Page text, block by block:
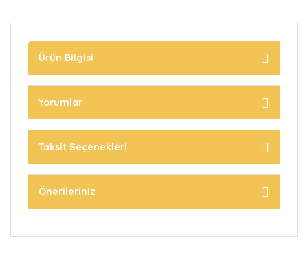
Ürün Bilgisi
Yorumlar
Taksit Seçenekleri
Önerileriniz